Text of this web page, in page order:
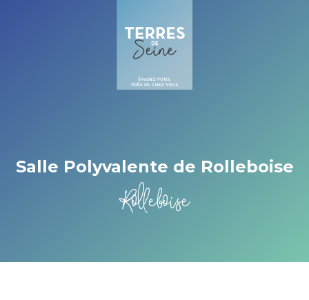
Salle Polyvalente de Rolleboise
Rolleboise